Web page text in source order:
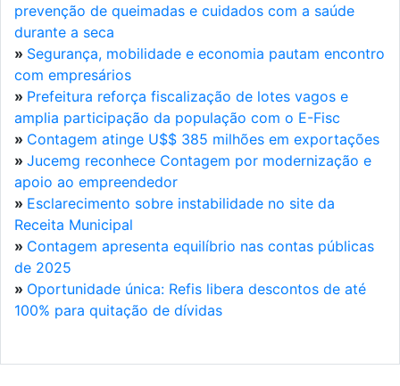
prevenção de queimadas e cuidados com a saúde
durante a seca
» Segurança, mobilidade e economia pautam encontro
com empresários
» Prefeitura reforça fiscalização de lotes vagos e
amplia participação da população com o E-Fisc
» Contagem atinge U$$ 385 milhões em exportações
» Jucemg reconhece Contagem por modernização e
apoio ao empreendedor
» Esclarecimento sobre instabilidade no site da
Receita Municipal
» Contagem apresenta equilíbrio nas contas públicas
de 2025
» Oportunidade única: Refis libera descontos de até
100% para quitação de dívidas